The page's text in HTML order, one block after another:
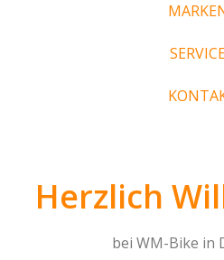
Herzlich
bei WM-Bike in